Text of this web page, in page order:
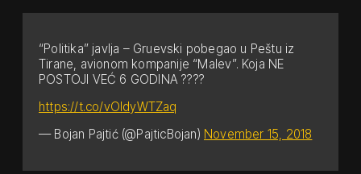
“Politika” javlja – Gruevski pobegao u Peštu iz
Tirane, avionom kompanije “Malev”. Koja NE
POSTOJI VEĆ 6 GODINA ????
https://t.co/vOldyWTZaq
— Bojan Pajtić (@PajticBojan) November 15, 2018